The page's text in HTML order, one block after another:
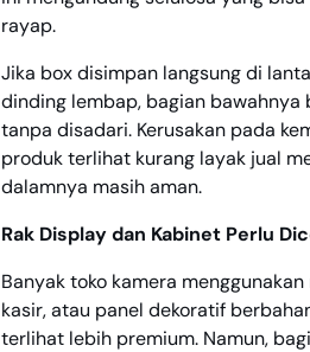
rayap.
Jika box disimpan langsung di
dinding lembap, bagian bawahnya
tanpa disadari. Kerusakan pada
produk terlihat kurang layak jual
dalamnya masih aman.
Rak Display dan Kabinet Perlu
Banyak toko kamera
kasir, atau panel dekoratif
terlihat lebih premium. Namun,